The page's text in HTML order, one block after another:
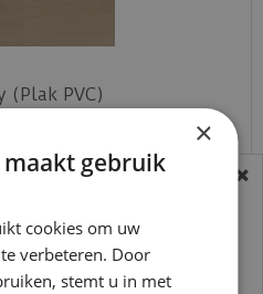
(Plak PVC)
vakantie periode zijn wij
helaas niet
×
maakt gebruik
cookies om uw
verbeteren. Door
stemt u in met